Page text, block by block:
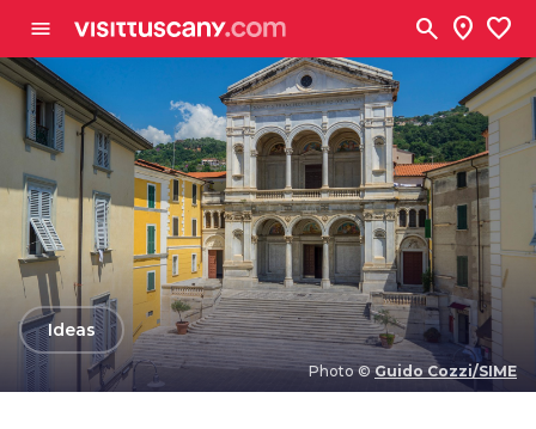
menu search location_on favorite
Photo © Guido Cozzi/SIME
arrow_backIdeas